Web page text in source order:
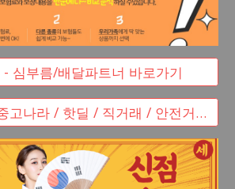
- 심부름/배달파트너 바로가기
오섹시스토어 - 중고나라 / 핫딜 / 직거래 / 안전거래 바로가기